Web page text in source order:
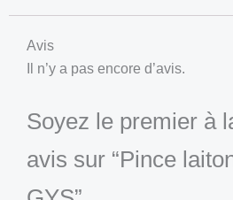
Avis
Il n’y a pas encore d’avis.
Soyez le premier à
avis sur “Pince